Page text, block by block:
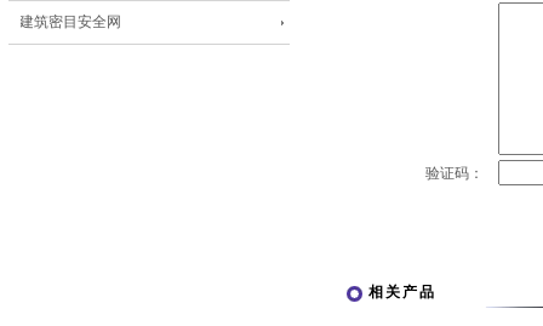
建筑密目安全网
验证码：
相关产品